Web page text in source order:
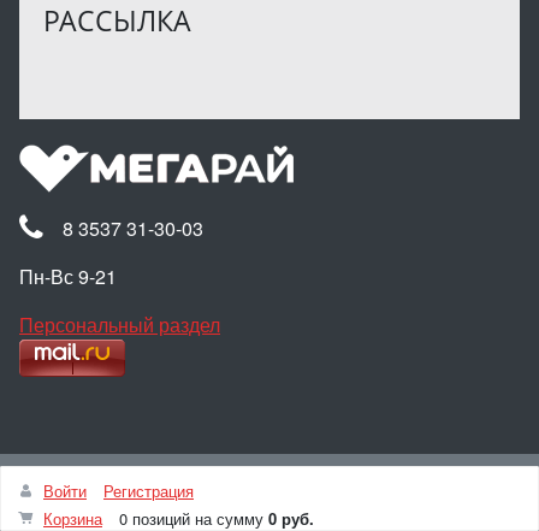
РАССЫЛКА
8 3537 31-30-03
Пн-Вс 9-21
Персональный раздел
© Интернет-магазин МЕГАРАЙ, 2025
Войти
Регистрация
Корзина
0 позиций на сумму 0 руб.